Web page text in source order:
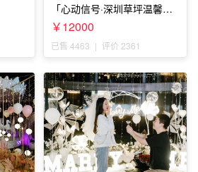
「心动信号·深圳草坪温馨求
婚」
￥12000
已售 4463 | 评价 2361